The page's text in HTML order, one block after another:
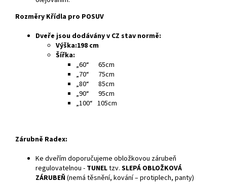
Rozměry Křídla pro POSUV
Dveře jsou dodávány v CZ stav normě:
Výška:198 cm
Šířka:
„60“ 65cm
„70“ 75cm
„80“ 85cm
„90“ 95cm
„100“ 105cm
Zárubně Radex:
Ke dveřím doporučujeme obložkovou zárubeň
regulovatelnou - TUNELtzv. SLEPÁ OBLOŽKOVÁ
ZÁRUBEŇ(nemá těsnění, kování – protiplech, panty)